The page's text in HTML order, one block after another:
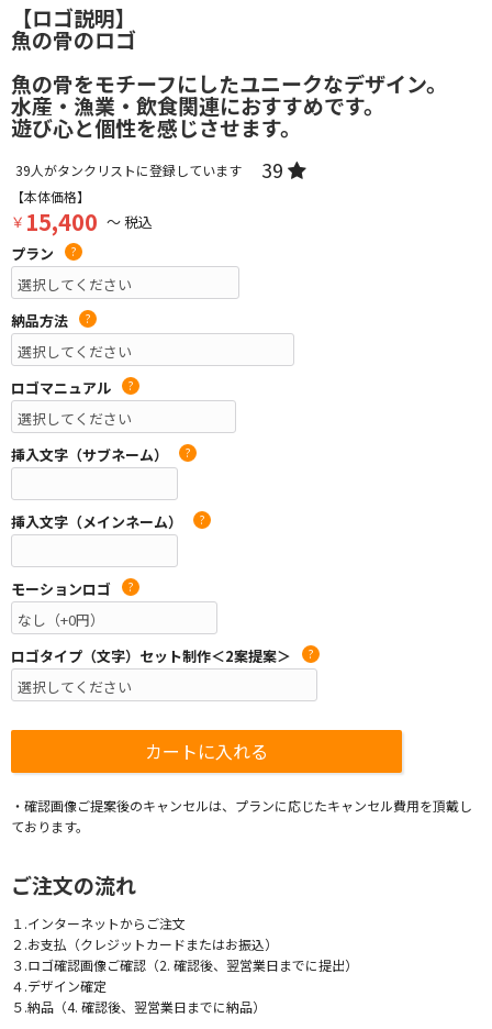
【ロゴ説明】
魚の骨のロゴ
魚の骨をモチーフにしたユニークなデザイン。
水産・漁業・飲食関連におすすめです。
遊び心と個性を感じさせます。
39人がタンクリストに登録しています 39
【本体価格】
￥ 15,400 ～ 税込
プラン
?
納品方法 ?
ロゴマニュアル ?
挿入文字（サブネーム） ?
挿入文字（メインネーム） ?
モーションロゴ ?
ロゴタイプ（文字）セット制作＜2案提案＞ ?
・確認画像ご提案後のキャンセルは、プランに応じたキャンセル費用を頂戴し
ております。
ご注文の流れ
１.インターネットからご注文
２.お支払（クレジットカードまたはお振込）
３.ロゴ確認画像ご確認（2. 確認後、翌営業日までに提出）
４.デザイン確定
５.納品（4. 確認後、翌営業日までに納品）